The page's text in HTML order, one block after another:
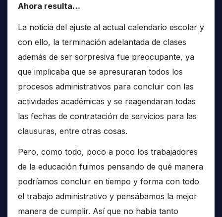
Ahora resulta…
La noticia del ajuste al actual calendario escolar y
con ello, la terminación adelantada de clases
además de ser sorpresiva fue preocupante, ya
que implicaba que se apresuraran todos los
procesos administrativos para concluir con las
actividades académicas y se reagendaran todas
las fechas de contratación de servicios para las
clausuras, entre otras cosas.
Pero, como todo, poco a poco los trabajadores
de la educación fuimos pensando de qué manera
podríamos concluir en tiempo y forma con todo
el trabajo administrativo y pensábamos la mejor
manera de cumplir. Así que no había tanto